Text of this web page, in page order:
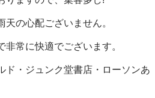
の心配ございません。
常に快適でございます。
ド・ジュンク堂書店・ローソンあ